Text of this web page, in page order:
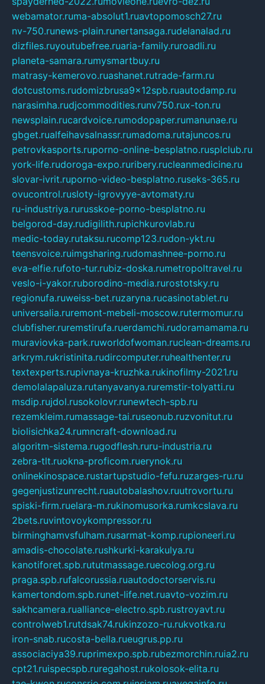
webamator.ruma-absolut1.ruavtopomosch27.ru
nv-750.runews-plain.runertansaga.rudelanalad.ru
dizfiles.ruyoutubefree.ruaria-family.ruroadli.ru
planeta-samara.rumysmartbuy.ru
matrasy-kemerovo.ruashanet.rutrade-farm.ru
dotcustoms.rudomizbrusa9x12spb.ruautodamp.ru
narasimha.rudjcommodities.runv750.rux-ton.ru
newsplain.rucardvoice.rumodopaper.rumanunae.ru
gbget.rualfeihavsalnassr.rumadoma.rutajuncos.ru
petrovkasports.ruporno-online-besplatno.rusplclub.ru
york-life.rudoroga-expo.ruribery.rucleanmedicine.ru
slovar-ivrit.ruporno-video-besplatno.ruseks-365.ru
ovucontrol.rusloty-igrovyye-avtomaty.ru
ru-industriya.rurusskoe-porno-besplatno.ru
belgorod-day.rudigilith.rupichkurovlab.ru
medic-today.rutaksu.rucomp123.rudon-ykt.ru
teensvoice.ruimgsharing.rudomashnee-porno.ru
eva-elfie.rufoto-tur.rubiz-doska.rumetropoltravel.ru
veslo-i-yakor.ruborodino-media.rurostotsky.ru
regionufa.ruweiss-bet.ruzaryna.rucasinotablet.ru
universalia.ruremont-mebeli-moscow.rutermomur.ru
clubfisher.ruremstirufa.ruerdamchi.rudoramamama.ru
muraviovka-park.ruworldofwoman.ruclean-dreams.ru
arkrym.rukristinita.rudircomputer.ruhealthenter.ru
textexperts.rupivnaya-kruzhka.rukinofilmy-2021.ru
demolalapaluza.rutanyavanya.ruremstir-tolyatti.ru
msdip.rujdol.rusokolovr.runewtech-spb.ru
rezemkleim.rumassage-tai.ruseonub.ruzvonitut.ru
biolisichka24.rumncraft-download.ru
algoritm-sistema.rugodflesh.ruru-industria.ru
zebra-tlt.ruokna-proficom.ruerynok.ru
onlinekinospace.rustartupstudio-fefu.ruzarges-ru.ru
gegenjustizunrecht.ruautobalashov.ruutrovortu.ru
spiski-firm.ruelara-m.rukinomusorka.rumkcslava.ru
2bets.ruvintovoykompressor.ru
birminghamvsfulham.rusarmat-komp.rupioneeri.ru
amadis-chocolate.rushkurki-karakulya.ru
kanotiforet.spb.rututmassage.ruecolog.org.ru
praga.spb.rufalcorussia.ruautodoctorservis.ru
kamertondom.spb.runet-life.net.ruavto-vozim.ru
sakhcamera.rualliance-electro.spb.rustroyavt.ru
controlweb1.rutdsak74.rukinzozo-ru.rukvotka.ru
iron-snab.rucosta-bella.rueugrus.pp.ru
associaciya39.ruprimexpo.spb.rubezmorchin.ruia2.ru
cpt21.ruispecspb.ruregahost.rukolosok-elita.ru